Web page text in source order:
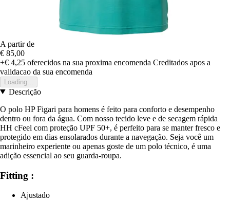
A partir de
€ 85,00
+€ 4,25 oferecidos na sua proxima encomenda Creditados apos a
validacao da sua encomenda
Loading...
Descrição
O polo HP Figari para homens é feito para conforto e desempenho
dentro ou fora da água. Com nosso tecido leve e de secagem rápida
HH cFeel com proteção UPF 50+, é perfeito para se manter fresco e
protegido em dias ensolarados durante a navegação. Seja você um
marinheiro experiente ou apenas goste de um polo técnico, é uma
adição essencial ao seu guarda-roupa.
Fitting :
Ajustado